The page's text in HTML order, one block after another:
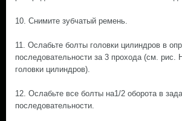
10. Снимите зубчатый ремень.
11. Ослабьте болты головки цилиндров в
последовательности за 3 прохода (см. рис.
головки цилиндров).
12. Ослабьте все болты на1/2 оборота в
последовательности.